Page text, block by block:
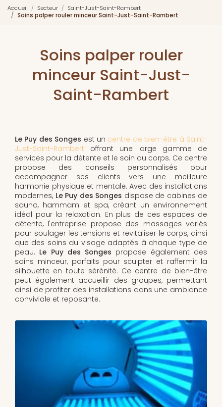
Accueil Secteur
Saint-Just-Saint-Rambert
Soins palper rouler minceur Saint-Just-Saint-Rambert
Soins palper rouler
minceur Saint-Just-
Saint-Rambert
Le Puy des Songes est un centre de bien-être à Saint-
Just-Saint-Rambert offrant une large gamme de
services pour la détente et le soin du corps. Ce centre
propose des conseils personnalisés pour
accompagner ses clients vers une meilleure
harmonie physique et mentale. Avec des installations
modernes, Le Puy des Songes dispose de cabines de
sauna, hammam et spa, créant un environnement
idéal pour la relaxation. En plus de ces espaces de
détente, l'entreprise propose des massages variés
pour soulager les tensions et revitaliser le corps, ainsi
que des soins du visage adaptés à chaque type de
peau. Le Puy des Songes propose également des
soins minceur, parfaits pour sculpter et raffermir la
silhouette en toute sérénité. Ce centre de bien-être
peut également accueillir des groupes, permettant
ainsi de profiter des installations dans une ambiance
conviviale et reposante.